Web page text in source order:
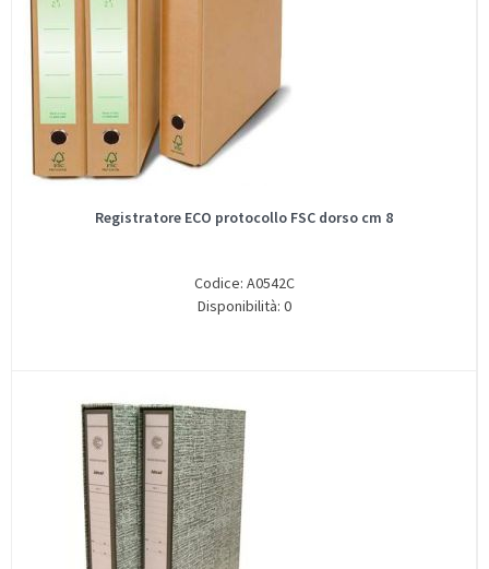
Registratore ECO protocollo FSC dorso cm 8
Codice: A0542C
Disponibilità: 0